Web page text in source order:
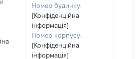
Номер будинку:
[Конфіденційна
інформація]
Номер корпусу:
[Конфіденційна
інформація]